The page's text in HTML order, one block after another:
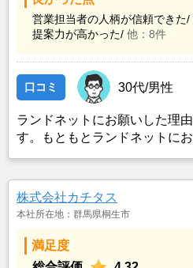
営業担当者の人柄が信頼できた/
提案力が高かった/ 他：8件
口コミ 30代/男性
ランドネットにお願いした理
す。もともとランドネットに
動産屋では取り扱ってもらえ
までに取引があり、全国対応
株式会社カチタス
本社所在地：群馬県桐生市
満足度